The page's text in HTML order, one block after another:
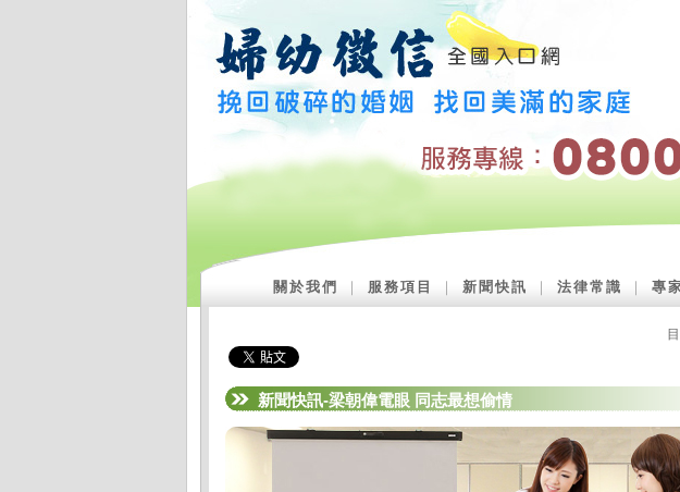
關於我們 服務項目 新聞快訊 法律常識 專
新聞快訊-梁朝偉電眼 同志最想偷情